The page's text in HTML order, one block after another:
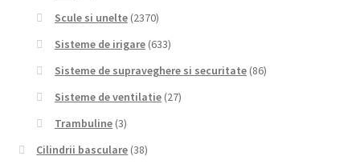
Scule si unelte (2370)
Sisteme de irigare (633)
Sisteme de supraveghere si securitate (86)
Sisteme de ventilatie (27)
Trambuline (3)
Cilindrii basculare (38)